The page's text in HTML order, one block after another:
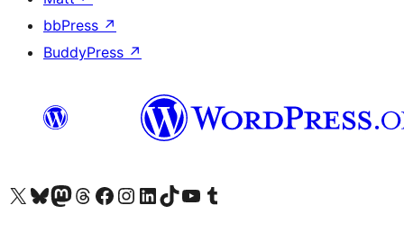
bbPress ↗
BuddyPress ↗
Truy cập tài khoản X (trước đây là Twitter) của chúng tôiVisit our Bluesky account
Visit our Mastodon account
Visit our Threads account
Xem trang Facebook của chúng tôiTruy cập tài khoản Instagram của chúng tôiTruy cập tài khoản LinkedIn của chúng tôiVisit our TikTok account
Truy cập kênh YouTube của chúng tôi Visit our Tumblr account